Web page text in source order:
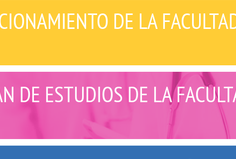
DE LA
DE ESTUDIOS DE LA